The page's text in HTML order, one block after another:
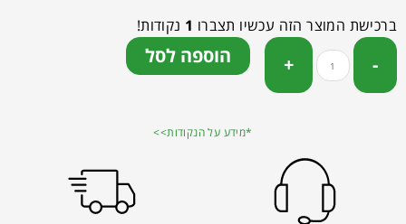
ברכישת המוצר הזה עכשיו תצברו 1 נקודות!
הוספה לסל
*מידע על הנקודות>>